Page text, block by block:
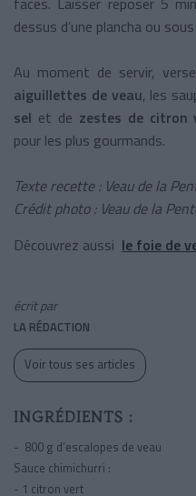
dessus d’une plancha ou
Au moment de servir,
aiguillettes de veau, les
sel et de zestes de citron
pour les plus gourmands.
Texte recette : Veau de la
Crédit photo : Veau de la
Découvrez aussi le foie de
écrit par
LA RÉDACTION
Voir tous ses articles
INGRÉDIENTS :
- 800 g d’escalopes de veau
Sauce chimichurri :
- 1 citron vert